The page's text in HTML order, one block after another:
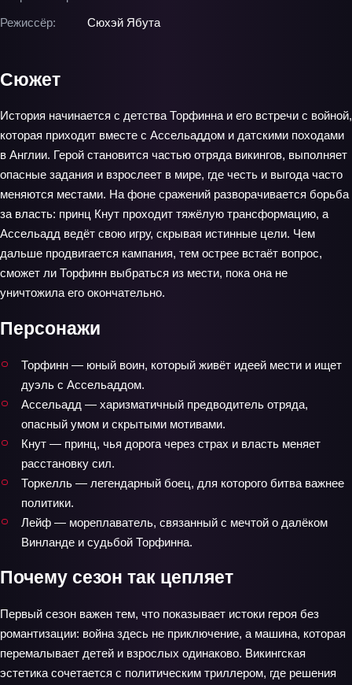
Режиссёр:
Сюхэй Ябута
Сюжет
История начинается с детства Торфинна и его встречи с войной,
которая приходит вместе с Ассельаддом и датскими походами
в Англии. Герой становится частью отряда викингов, выполняет
опасные задания и взрослеет в мире, где честь и выгода часто
меняются местами. На фоне сражений разворачивается борьба
за власть: принц Кнут проходит тяжёлую трансформацию, а
Ассельадд ведёт свою игру, скрывая истинные цели. Чем
дальше продвигается кампания, тем острее встаёт вопрос,
сможет ли Торфинн выбраться из мести, пока она не
уничтожила его окончательно.
Персонажи
Торфинн — юный воин, который живёт идеей мести и ищет
дуэль с Ассельаддом.
Ассельадд — харизматичный предводитель отряда,
опасный умом и скрытыми мотивами.
Кнут — принц, чья дорога через страх и власть меняет
расстановку сил.
Торкелль — легендарный боец, для которого битва важнее
политики.
Лейф — мореплаватель, связанный с мечтой о далёком
Винланде и судьбой Торфинна.
Почему сезон так цепляет
Первый сезон важен тем, что показывает истоки героя без
романтизации: война здесь не приключение, а машина, которая
перемалывает детей и взрослых одинаково. Викингская
эстетика сочетается с политическим триллером, где решения